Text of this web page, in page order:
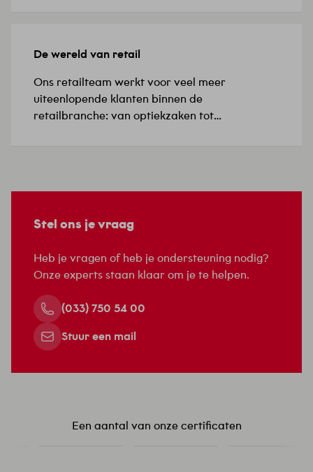
voortdurend moet anticiperen, bijsturen en
Richard.Omnisport Apeldoorn is de enige
locatie in Nederland waar Europese en
wereldkampioenschappen baanwielrennen en
24 JUNI 2026
De wereld van retail
Ons retailteam werkt voor veel meer
uiteenlopende klanten binnen de
retailbranche: van optiekzaken tot
met een andere vraag: of Lomans een keer…
Stel ons je vraag
Heb je vragen of heb je ondersteuning nodig?
Onze experts staan klaar om je te helpen.
(033) 750 54 00
Stuur een mail
Een aantal van onze certificaten